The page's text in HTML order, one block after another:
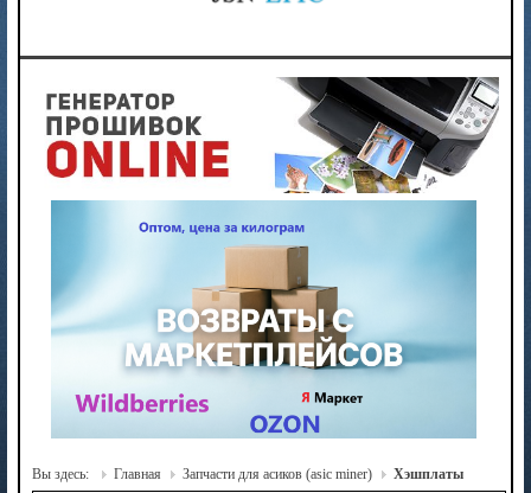
Вы здесь: Главная Запчасти для асиков (asic miner) Хэшплаты